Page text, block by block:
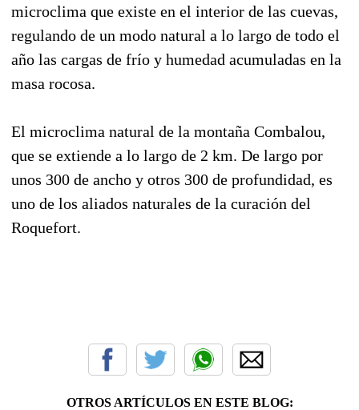
microclima que existe en el interior de las cuevas,
regulando de un modo natural a lo largo de todo el
año las cargas de frío y humedad acumuladas en la
masa rocosa.
El microclima natural de la montaña Combalou,
que se extiende a lo largo de 2 km. De largo por
unos 300 de ancho y otros 300 de profundidad, es
uno de los aliados naturales de la curación del
Roquefort.
OTROS ARTÍCULOS EN ESTE BLOG: